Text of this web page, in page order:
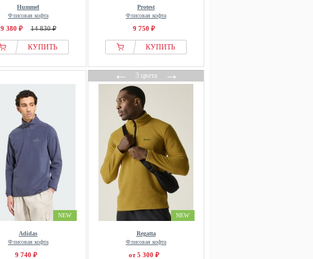
Hummel
Флисовая кофта
9 380 ₽ 14 830 ₽
КУПИТЬ
Protest
Флисовая кофта
9 750 ₽
КУПИТЬ
NEW
Adidas
Флисовая кофта
9 740 ₽
←3 цвета→
NEW
Regatta
Флисовая кофта
от 5 300 ₽